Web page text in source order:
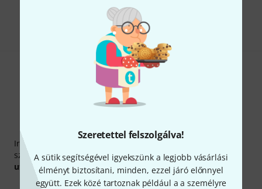
Szeretettel felszolgálva!
A sütik segítségével igyekszünk a legjobb vásárlási
élményt biztosítani, minden, ezzel járó előnnyel
együtt. Ezek közé tartoznak például a a személyre
Súgó & Visszajelzések
Thomann hírlevél
Iratkozz fel a Thomann angol nyelvű hírlevelére, és kis
szerencsével megnyerheted a50egyenként50 € értékű
utalványegyikét.
Inspiráló gondolatok
Akciók Thomann